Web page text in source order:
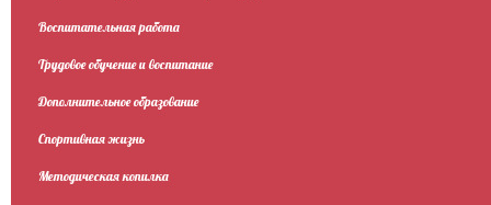
Воспитательная работа
Трудовое обучение и воспитание
Дополнительное образование
Спортивная жизнь
Методическая копилка